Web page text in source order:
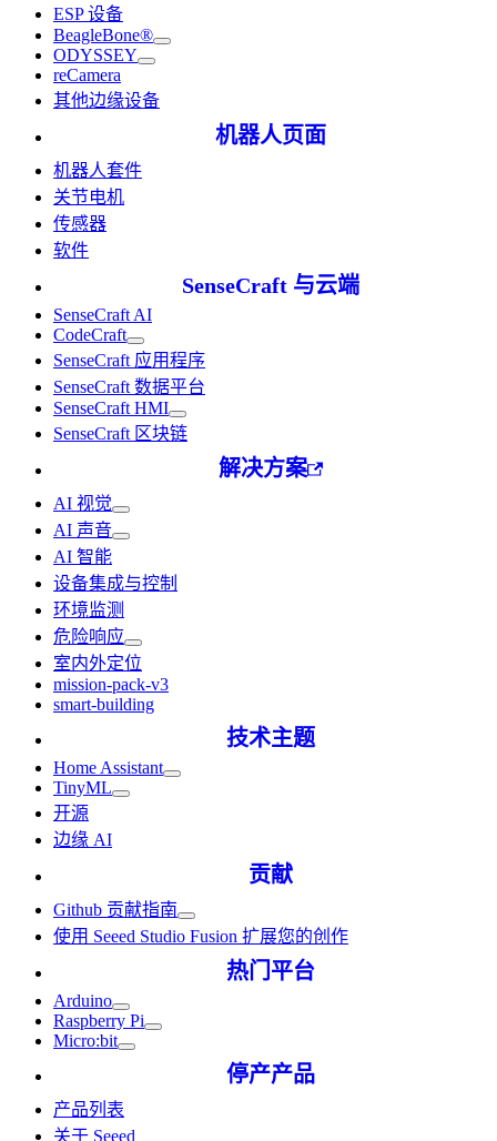
ESP 设备
BeagleBone®
ODYSSEY
reCamera
其他边缘设备
机器人页面
机器人套件
关节电机
传感器
软件
SenseCraft 与云端
SenseCraft AI
CodeCraft
SenseCraft 应用程序
SenseCraft 数据平台
SenseCraft HMI
SenseCraft 区块链
解决方案
AI 视觉
AI 声音
AI 智能
设备集成与控制
环境监测
危险响应
室内外定位
mission-pack-v3
smart-building
技术主题
Home Assistant
TinyML
开源
边缘 AI
贡献
Github 贡献指南
使用 Seeed Studio Fusion 扩展您的创作
热门平台
Arduino
Raspberry Pi
Micro:bit
停产产品
产品列表
关于 Seeed